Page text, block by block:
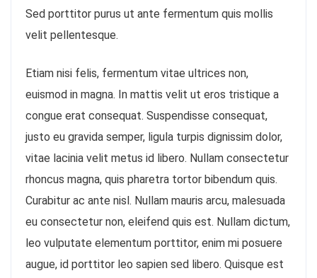
Sed porttitor purus ut ante fermentum quis mollis
velit pellentesque.
Etiam nisi felis, fermentum vitae ultrices non,
euismod in magna. In mattis velit ut eros tristique a
congue erat consequat. Suspendisse consequat,
justo eu gravida semper, ligula turpis dignissim dolor,
vitae lacinia velit metus id libero. Nullam consectetur
rhoncus magna, quis pharetra tortor bibendum quis.
Curabitur ac ante nisl. Nullam mauris arcu, malesuada
eu consectetur non, eleifend quis est. Nullam dictum,
leo vulputate elementum porttitor, enim mi posuere
augue, id porttitor leo sapien sed libero. Quisque est